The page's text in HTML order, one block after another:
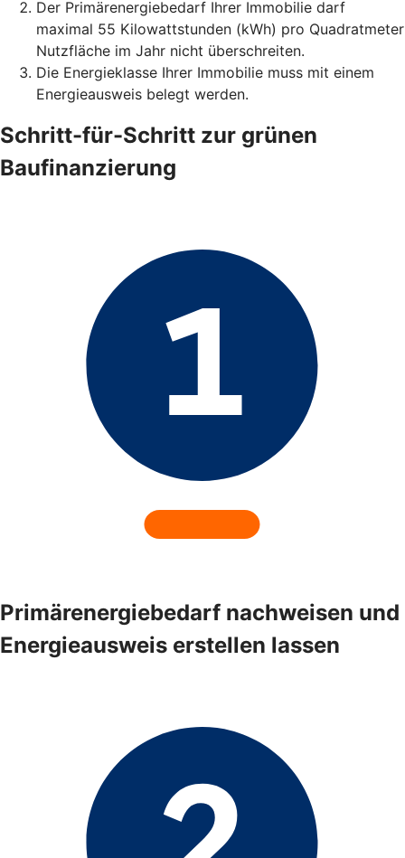
Der Primärenergiebedarf Ihrer Immobilie darf
maximal 55 Kilowattstunden (kWh) pro Quadratmeter
Nutzfläche im Jahr nicht überschreiten.
Die Energieklasse Ihrer Immobilie muss mit einem
Energieausweis belegt werden.
Schritt-für-Schritt zur grünen
Baufinanzierung
Primärenergiebedarf nachweisen und
Energieausweis erstellen lassen